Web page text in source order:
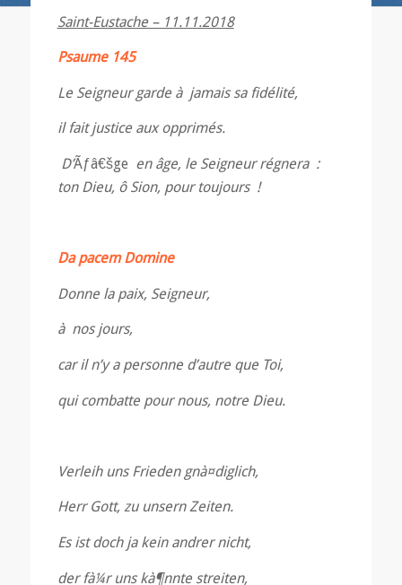
Saint-Eustache – 11.11.2018
Psaume 145
Le Seigneur garde à jamais sa fidélité,
il fait justice aux opprimés.
D’Ãƒâ€šge en âge, le Seigneur régnera :
ton Dieu, ô Sion, pour toujours !
Da pacem Domine
Donne la paix, Seigneur,
à nos jours,
car il n’y a personne d’autre que Toi,
qui combatte pour nous, notre Dieu.
Verleih uns Frieden gnà¤diglich,
Herr Gott, zu unsern Zeiten.
Es ist doch ja kein andrer nicht,
der fà¼r uns kà¶nnte streiten,